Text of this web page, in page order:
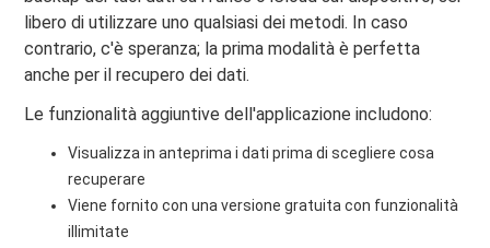
libero di utilizzare uno qualsiasi dei metodi. In caso
contrario, c'è speranza; la prima modalità è perfetta
anche per il recupero dei dati.
Le funzionalità aggiuntive dell'applicazione includono:
Visualizza in anteprima i dati prima di scegliere cosa
recuperare
Viene fornito con una versione gratuita con funzionalità
illimitate